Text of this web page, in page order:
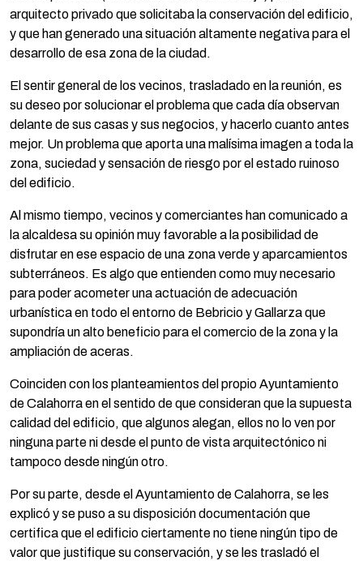
arquitecto privado que solicitaba la conservación del edificio,
y que han generado una situación altamente negativa para el
desarrollo de esa zona de la ciudad.
El sentir general de los vecinos, trasladado en la reunión, es
su deseo por solucionar el problema que cada día observan
delante de sus casas y sus negocios, y hacerlo cuanto antes
mejor. Un problema que aporta una malísima imagen a toda la
zona, suciedad y sensación de riesgo por el estado ruinoso
del edificio.
Al mismo tiempo, vecinos y comerciantes han comunicado a
la alcaldesa su opinión muy favorable a la posibilidad de
disfrutar en ese espacio de una zona verde y aparcamientos
subterráneos. Es algo que entienden como muy necesario
para poder acometer una actuación de adecuación
urbanística en todo el entorno de Bebricio y Gallarza que
supondría un alto beneficio para el comercio de la zona y la
ampliación de aceras.
Coinciden con los planteamientos del propio Ayuntamiento
de Calahorra en el sentido de que consideran que la supuesta
calidad del edificio, que algunos alegan, ellos no lo ven por
ninguna parte ni desde el punto de vista arquitectónico ni
tampoco desde ningún otro.
Por su parte, desde el Ayuntamiento de Calahorra, se les
explicó y se puso a su disposición documentación que
certifica que el edificio ciertamente no tiene ningún tipo de
valor que justifique su conservación, y se les trasladó el